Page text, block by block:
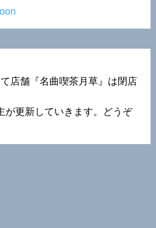
店舗『名曲喫茶月草』は閉店
が更新していきます。どうぞ